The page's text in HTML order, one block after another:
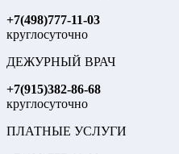
+7(498)777-11-03
круглосуточно
ДЕЖУРНЫЙ ВРАЧ
+7(915)382-86-68
круглосуточно
ПЛАТНЫЕ УСЛУГИ